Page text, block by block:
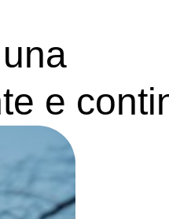
e